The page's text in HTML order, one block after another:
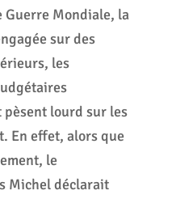
Guerre Mondiale, la
sur des
les
lourd sur les
En effet, alors que
le
Michel déclarait